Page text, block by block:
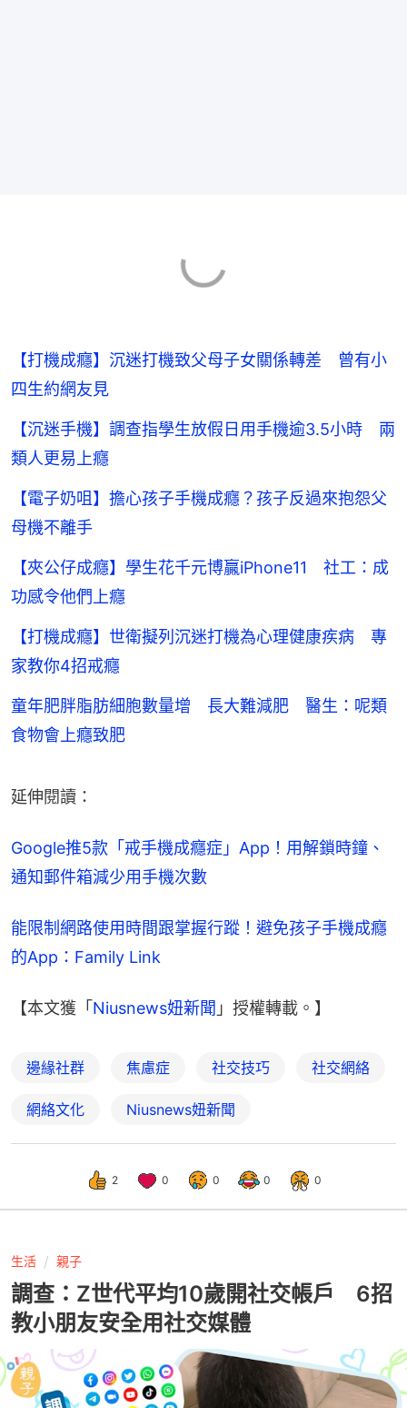
【打機成癮】沉迷打機致父母子女關係轉差 曾有小
四生約網友見
【沉迷手機】調查指學生放假日用手機逾3.5小時 兩
類人更易上癮
【電子奶咀】擔心孩子手機成癮？孩子反過來抱怨父
母機不離手
【夾公仔成癮】學生花千元博贏iPhone11 社工：成
功感令他們上癮
【打機成癮】世衛擬列沉迷打機為心理健康疾病 專
家教你4招戒癮
童年肥胖脂肪細胞數量增 長大難減肥 醫生：呢類
食物會上癮致肥
延伸閱讀：
Google推5款「戒手機成癮症」App！用解鎖時鐘、
通知郵件箱減少用手機次數
能限制網路使用時間跟掌握行蹤！避免孩子手機成癮
的App：Family Link
【本文獲「 Niusnews妞新聞 」授權轉載。】
邊緣社群 焦慮症 社交技巧 社交網絡
網絡文化 Niusnews妞新聞
2 0 0 0 0
生活 親子
調查：Z世代平均10歲開社交帳戶 6招
教小朋友安全用社交媒體